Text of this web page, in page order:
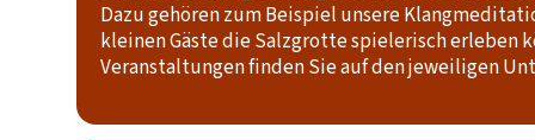
Dazu gehören zum Beispiel unsere
kleinen Gäste die Salzgrotte spielerisch erleben
Veranstaltungen finden Sie auf den jeweiligen